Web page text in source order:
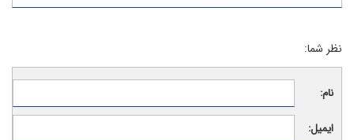
نظر شما:
نام:
ایمیل: